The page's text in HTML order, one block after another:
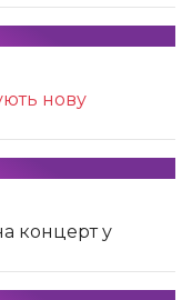
нову
концерт у